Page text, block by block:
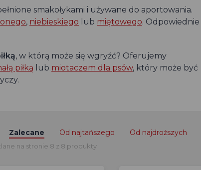
smakołykami i używane do aportowania.
, niebieskiego lub miętowego. Odpowiednie
, w którą może się wgryźć? Oferujemy
piłką lub miotaczem dla psów, który może być
Zalecane Od najtańszego Od najdroższych
na stronie 8 z 8 produkty